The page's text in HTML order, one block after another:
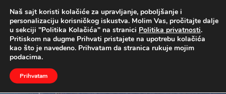
UŽIVO
Naslovna Vesti Poljoprivreda
Naš sajt koristi kolačiće za upravljanje, poboljšanje i
personalizaciju korisničkog iskustva. Molim Vas, pročitajte dalje
u sekciji "Politika Kolačića" na stranici Politika privatnosti.
Pritiskom na dugme Prihvati pristajete na upotrebu kolačića
kao što je navedeno. Prihvatam da stranica rukuje mojim
podacima.
Prihvatam